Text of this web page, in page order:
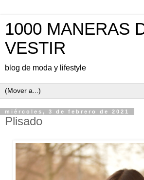
1000 MANERAS
VESTIR
blog de moda y lifestyle
miércoles, 3 de febrero de 2021
Plisado